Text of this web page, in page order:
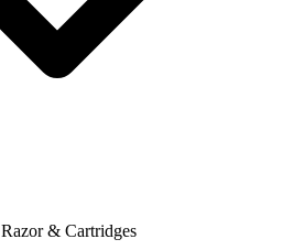
Razor & Cartridges